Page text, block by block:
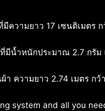
มีความยาว 17 เซนติเมตร
มีน้ำหนักประมาณ 2.7 กรัม
า ความยาว 2.74 เมตร กว้
system and all you